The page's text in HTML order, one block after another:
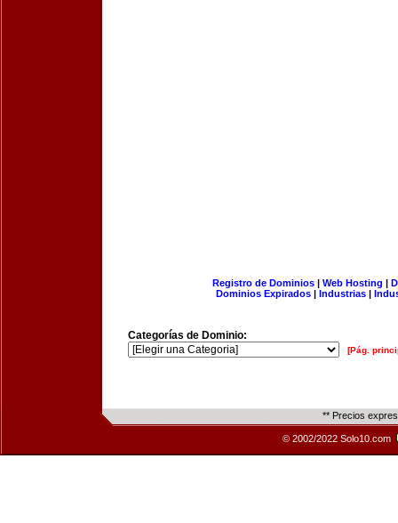
Registro de Dominios| Web Hosting |
Dominios Expirados | Industrias |
Categorías de Dominio:
[Pág.
** Precios
© 2002/2022 Solo10.com